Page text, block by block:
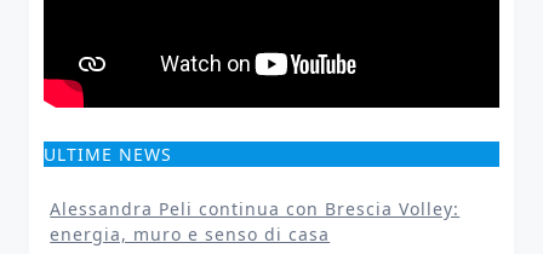
ULTIME NEWS
Alessandra Peli continua con Brescia Volley:
energia, muro e senso di casa